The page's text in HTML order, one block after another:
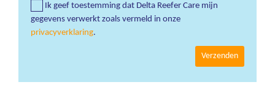
Ik geef toestemming dat Delta Reefer Care mijn
gegevens verwerkt zoals vermeld in onze
privacyverklaring.